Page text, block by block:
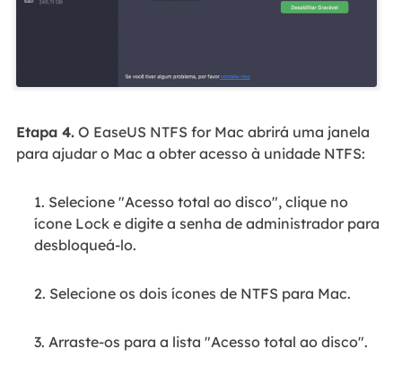
Etapa 4.O EaseUS NTFS for Mac abrirá uma janela
para ajudar o Mac a obter acesso à unidade NTFS:
1. Selecione "Acesso total ao disco", clique no
ícone Lock e digite a senha de administrador para
desbloqueá-lo.
2. Selecione os dois ícones de NTFS para Mac.
3. Arraste-os para a lista "Acesso total ao disco".